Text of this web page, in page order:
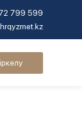
799 599